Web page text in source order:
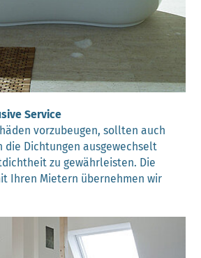
Service
vorzubeugen, sollten auch
die Dichtungen ausgewechselt
zu gewährleisten. Die
Ihren Mietern übernehmen wir